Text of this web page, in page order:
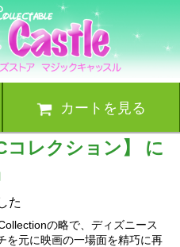
カートを見る
コレクション】 に
た
の略で、ディズニース
を元に映画の一場面を精巧に再